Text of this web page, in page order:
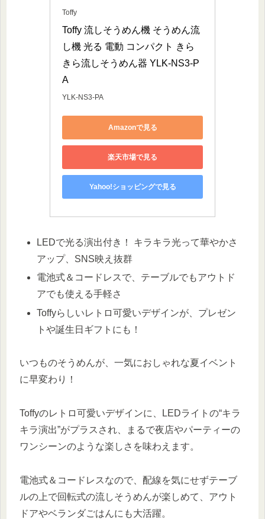
Toffy
Toffy 流しそうめん機 そうめん流
し機 光る 電動 コンパクト きら
きら流しそうめん器 YLK-NS3-P
A
YLK-NS3-PA
Amazonで見る
楽天市場で見る
Yahoo!ショッピングで見る
LEDで光る演出付き！ キラキラ光って華やかさ
アップ、SNS映え抜群
電池式＆コードレスで、テーブルでもアウトド
アでも使える手軽さ
Toffyらしいレトロ可愛いデザインが、プレゼン
トや誕生日ギフトにも！
いつものそうめんが、一気におしゃれな夏イベント
に早変わり！
Toffyのレトロ可愛いデザインに、LEDライトの“キラ
キラ演出”がプラスされ、まるで夜店やパーティーの
ワンシーンのような楽しさを味わえます。
電池式＆コードレスなので、配線を気にせずテーブ
ルの上で回転式の流しそうめんが楽しめて、アウト
ドアやベランダごはんにも大活躍。